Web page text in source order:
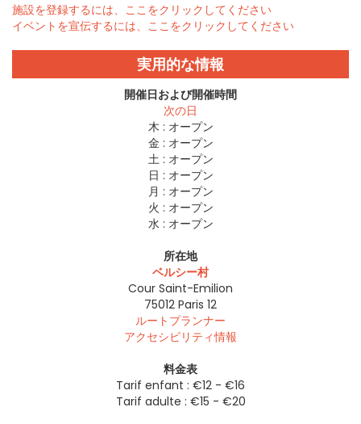
施設を登録するには、ここをクリックしてください
イベントを宣伝するには、ここをクリックしてください
実用的な情報
開催日および開催時間
次の日
木 : オープン
金 : オープン
土 : オープン
日 : オープン
月 : オープン
火 : オープン
水 : オープン
所在地
ベルシー村
Cour Saint-Emilion
75012 Paris 12
ルートプランナー
アクセシビリティ情報
料金表
Tarif enfant : €12 - €16
Tarif adulte : €15 - €20